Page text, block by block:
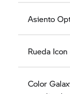
Asiento
Rueda
Color